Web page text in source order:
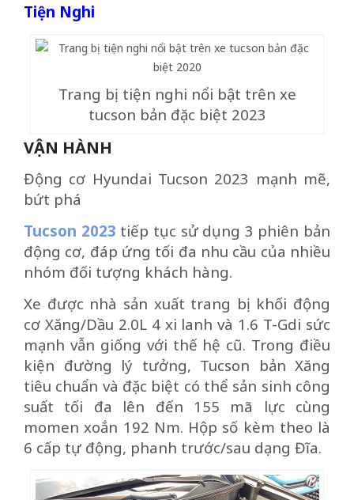
Tiện Nghi
Trang bị tiện nghi nổi bật trên xe
tucson bản đặc biệt 2023
VẬN HÀNH
Động cơ Hyundai Tucson 2023 mạnh mẽ,
bứt phá
Tucson 2023 tiếp tục sử dụng 3 phiên bản
động cơ, đáp ứng tối đa nhu cầu của nhiều
nhóm đối tượng khách hàng.
Xe được nhà sản xuất trang bị khối động
cơ Xăng/Dầu 2.0L 4 xi lanh và 1.6 T-Gdi sức
mạnh vẫn giống với thế hệ cũ. Trong điều
kiện đường lý tưởng, Tucson bản Xăng
tiêu chuẩn và đặc biệt có thể sản sinh công
suất tối đa lên đến 155 mã lực cùng
momen xoắn 192 Nm. Hộp số kèm theo là
6 cấp tự động, phanh trước/sau dạng Đĩa.